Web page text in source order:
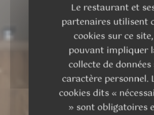
Le restaurant et
partenaires utilisent
cookies sur ce site,
pouvant impliquer
collecte de données
caractère personnel.
cookies dits «
» sont obligatoires